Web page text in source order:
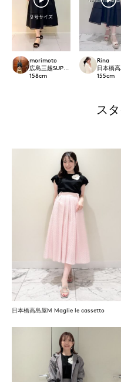
morimoto
広島三越SUPERIORCLOSET
158cm
Rina
日本橋
155cm
ス
日本橋高島屋M Maglie le cassetto